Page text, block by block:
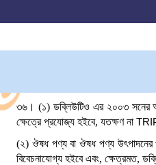
৩৬।(১) ডব্লিউটিও এর ২০০৩ সনের
ক্ষেত্রেপ্রযোজ্য হইবে, যতক্ষণ না
(২) ঔষধ পণ্য বা ঔষধ পণ্য উৎপাদনের
বিবেচনাযোগ্য হইবে এবং,ক্ষেত্রমত,